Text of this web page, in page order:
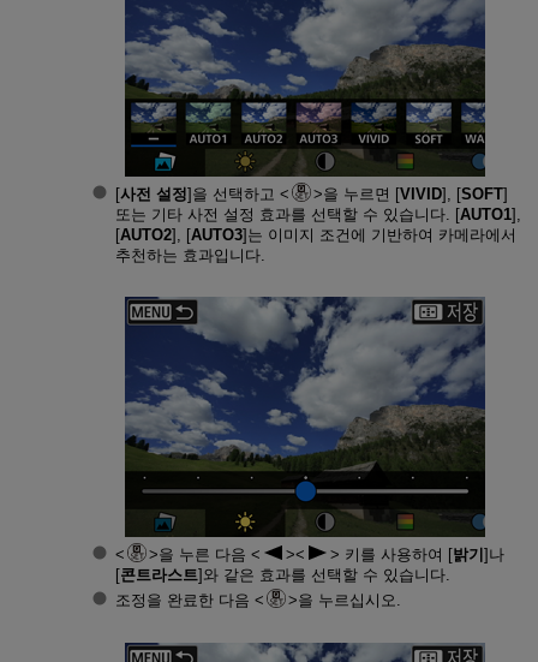
[사전 설정]을 선택하고 을 누르면 [VIVID], [SOFT]
또는 기타 사전 설정 효과를 선택할 수 있습니다. [AUTO1],
[AUTO2], [AUTO3]는 이미지 조건에 기반하여 카메라에서
추천하는 효과입니다.
을 누른 다음 키를 사용하여 [밝기 ]나
[콘트라스트]와 같은 효과를 선택할 수 있습니다.
조정을 완료한 다음
을 누르십시오.